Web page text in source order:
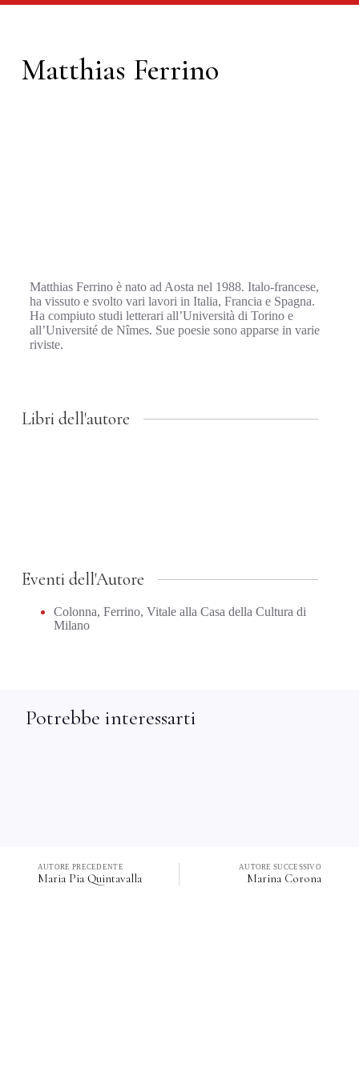
Matthias Ferrino
Matthias Ferrino è nato ad Aosta nel 1988. Italo-francese,
ha vissuto e svolto vari lavori in Italia, Francia e Spagna.
Ha compiuto studi letterari all’Università di Torino e
all’Université de Nîmes. Sue poesie sono apparse in varie
riviste.
Libri dell'autore
Eventi dell'Autore
Colonna, Ferrino, Vitale alla Casa della Cultura di
Milano
Potrebbe interessarti
AUTORE PRECEDENTE
Maria Pia Quintavalla
AUTORE SUCCESSIVO
Marina Corona